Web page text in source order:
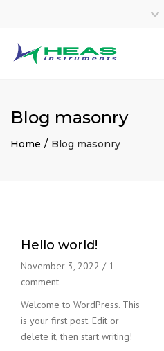
Mon - Sat: 7:00 - 17:00
Blog masonry
Home Blog masonry
Hello world!
November 3, 2022 / 1
comment
Welcome to WordPress. This
is your first post. Edit or
delete it, then start writing!